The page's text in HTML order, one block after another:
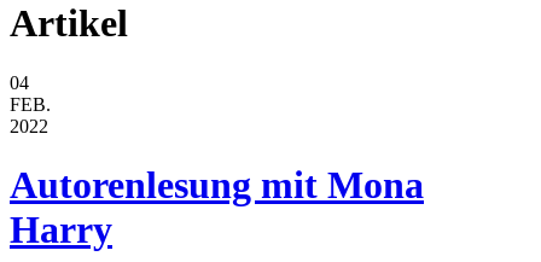
Artikel
04
FEB.
2022
Autorenlesung mit Mona
Harry